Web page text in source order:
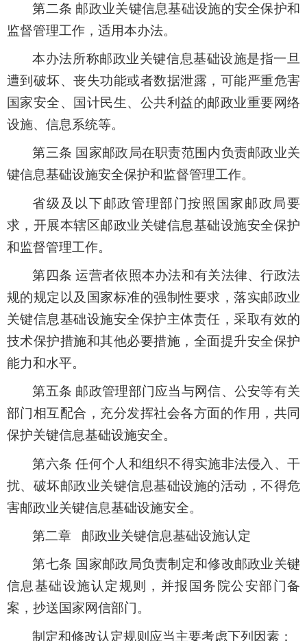
第二条 邮政业关键信息基础设施的安全保护和
监督管理工作，适用本办法。
本办法所称邮政业关键信息基础设施是指一旦
遭到破坏、丧失功能或者数据泄露，可能严重危害
国家安全、国计民生、公共利益的邮政业重要网络
设施、信息系统等。
第三条 国家邮政局在职责范围内负责邮政业关
键信息基础设施安全保护和监督管理工作。
省级及以下邮政管理部门按照国家邮政局要
求，开展本辖区邮政业关键信息基础设施安全保护
和监督管理工作。
第四条 运营者依照本办法和有关法律、行政法
规的规定以及国家标准的强制性要求，落实邮政业
关键信息基础设施安全保护主体责任，采取有效的
技术保护措施和其他必要措施，全面提升安全保护
能力和水平。
第五条 邮政管理部门应当与网信、公安等有关
部门相互配合，充分发挥社会各方面的作用，共同
保护关键信息基础设施安全。
第六条 任何个人和组织不得实施非法侵入、干
扰、破坏邮政业关键信息基础设施的活动，不得危
害邮政业关键信息基础设施安全。
第二章 邮政业关键信息基础设施认定
第七条 国家邮政局负责制定和修改邮政业关键
信息基础设施认定规则，并报国务院公安部门备
案，抄送国家网信部门。
制定和修改认定规则应当主要考虑下列因素：